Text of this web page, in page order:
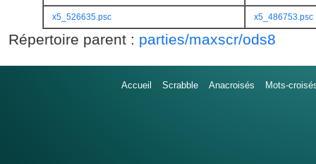
x5_526635.psc x5_486753.psc
Répertoire parent : parties/maxscr/ods8
Accueil Scrabble Anacroisés Mots-